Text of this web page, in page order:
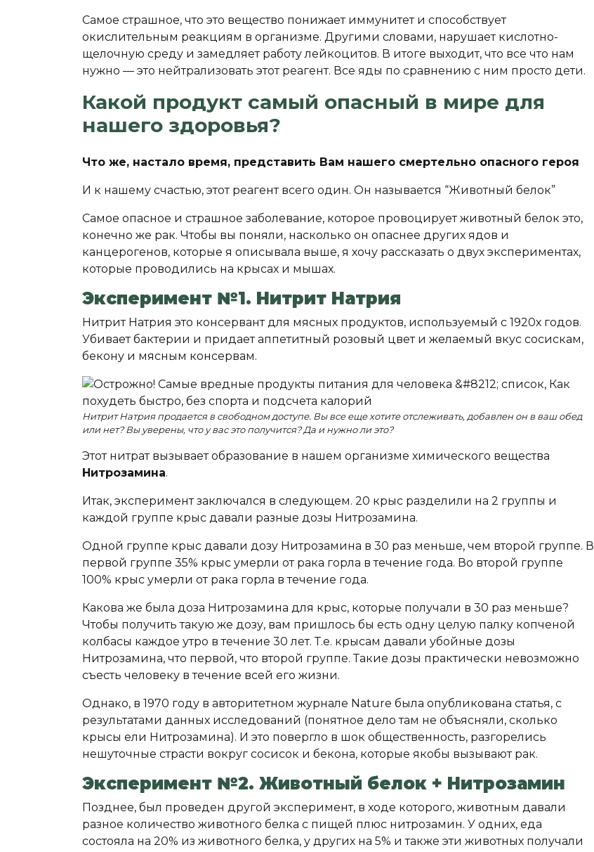
Самое страшное, что это вещество понижает иммунитет и способствует
окислительным реакциям в организме. Другими словами, нарушает кислотно-
щелочную среду и замедляет работу лейкоцитов. В итоге выходит, что все что нам
нужно — это нейтрализовать этот реагент. Все яды по сравнению с ним просто дети.
Какой продукт самый опасный в мире для
нашего здоровья?
Что же, настало время, представить Вам нашего смертельно опасного героя
И к нашему счастью, этот реагент всего один. Он называется “Животный белок”
Самое опасное и страшное заболевание, которое провоцирует животный белок это,
конечно же рак. Чтобы вы поняли, насколько он опаснее других ядов и
канцерогенов, которые я описывала выше, я хочу рассказать о двух экспериментах,
которые проводились на крысах и мышах.
Эксперимент №1. Нитрит Натрия
Нитрит Натрия это консервант для мясных продуктов, используемый с 1920х годов.
Убивает бактерии и придает аппетитный розовый цвет и желаемый вкус сосискам,
бекону и мясным консервам.
Нитрит Натрия продается в свободном доступе. Вы все еще хотите отслеживать, добавлен он в ваш обед
или нет? Вы уверены, что у вас это получится? Да и нужно ли это?
Этот нитрат вызывает образование в нашем организме химического вещества
Нитрозамина.
Итак, эксперимент заключался в следующем. 20 крыс разделили на 2 группы и
каждой группе крыс давали разные дозы Нитрозамина.
Одной группе крыс давали дозу Нитрозамина в 30 раз меньше, чем второй группе. В
первой группе 35% крыс умерли от рака горла в течение года. Во второй группе
100% крыс умерли от рака горла в течение года.
Какова же была доза Нитрозамина для крыс, которые получали в 30 раз меньше?
Чтобы получить такую же дозу, вам пришлось бы есть одну целую палку копченой
колбасы каждое утро в течение 30 лет. Т.е. крысам давали убойные дозы
Нитрозамина, что первой, что второй группе. Такие дозы практически невозможно
съесть человеку в течение всей его жизни.
Однако, в 1970 году в авторитетном журнале Nature была опубликована статья, с
результатами данных исследований (понятное дело там не объясняли, сколько
крысы ели Нитрозамина). И это повергло в шок общественность, разгорелись
нешуточные страсти вокруг сосисок и бекона, которые якобы вызывают рак.
Эксперимент №2. Животный белок + Нитрозамин
Позднее, был проведен другой эксперимент, в ходе которого, животным давали
разное количество животного белка с пищей плюс нитрозамин. У одних, еда
состояла на 20% из животного белка, у других на 5% и также эти животных получали